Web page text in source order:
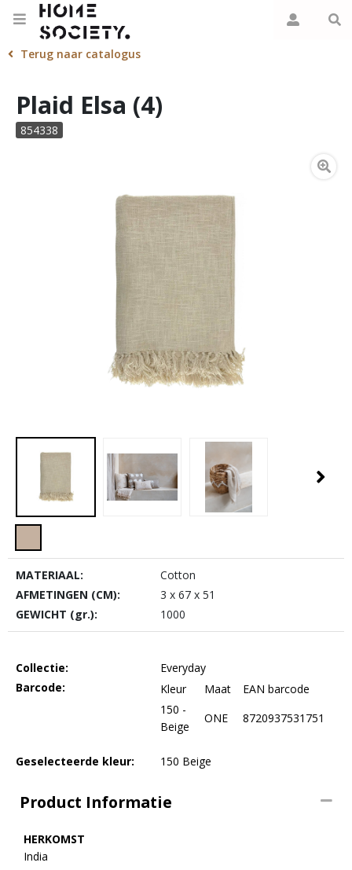
Terug naar catalogus
Plaid Elsa (4)
854338
MATERIAAL:
Cotton
AFMETINGEN (CM):
3 x 67 x 51
GEWICHT (gr.):
1000
Collectie:
Everyday
Barcode:
Kleur Maat
EAN barcode
150 -
Beige
ONE 8720937531751
Geselecteerde kleur: 150 Beige
Product Informatie
HERKOMST
India